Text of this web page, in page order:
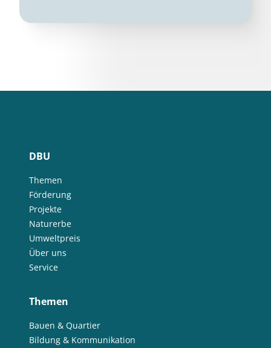
DBU
Themen
Förderung
Projekte
Naturerbe
Umweltpreis
Über uns
Service
Themen
Bauen & Quartier
Bildung & Kommunikation